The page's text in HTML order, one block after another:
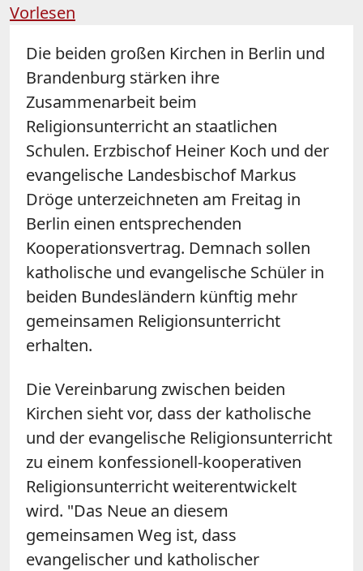
Vorlesen
Die beiden großen Kirchen in Berlin und
Brandenburg stärken ihre
Zusammenarbeit beim
Religionsunterricht an staatlichen
Schulen. Erzbischof Heiner Koch und der
evangelische Landesbischof Markus
Dröge unterzeichneten am Freitag in
Berlin einen entsprechenden
Kooperationsvertrag. Demnach sollen
katholische und evangelische Schüler in
beiden Bundesländern künftig mehr
gemeinsamen Religionsunterricht
erhalten.
Die Vereinbarung zwischen beiden
Kirchen sieht vor, dass der katholische
und der evangelische Religionsunterricht
zu einem konfessionell-kooperativen
Religionsunterricht weiterentwickelt
wird. "Das Neue an diesem
gemeinsamen Weg ist, dass
evangelischer und katholischer